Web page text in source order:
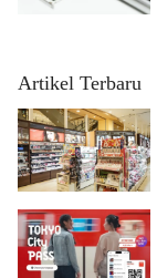
Artikel Terbaru